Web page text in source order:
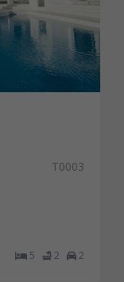
T0003
5 2 2